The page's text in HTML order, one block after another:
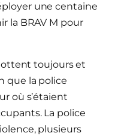
une centaine
la BRAV M pour
toujours et
que la police
où s’étaient
La police
plusieurs